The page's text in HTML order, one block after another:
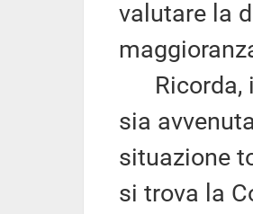
valutare la
Ricorda,
sia
situazione
si trova la